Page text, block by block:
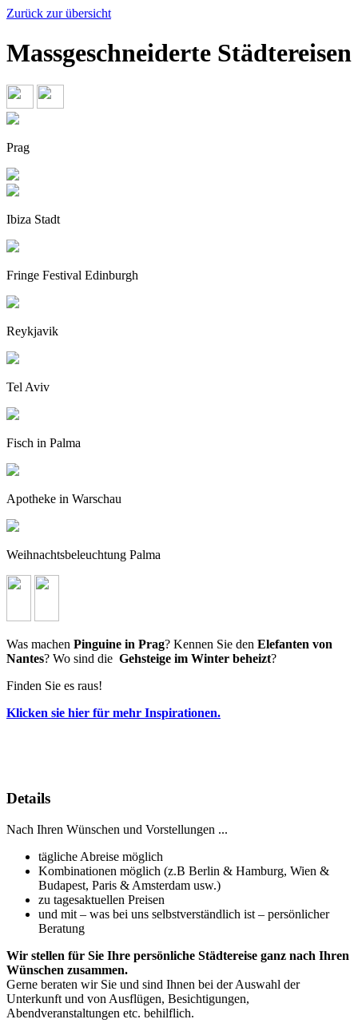
Zurück zur übersicht
Massgeschneiderte Städtereisen
Prag
Ibiza Stadt
Fringe Festival Edinburgh
Reykjavik
Tel Aviv
Fisch in Palma
Apotheke in Warschau
Weihnachtsbeleuchtung Palma
Was machen Pinguine in Prag? Kennen Sie den Elefanten von
Nantes? Wo sind die Gehsteige im Winter beheizt?
Finden Sie es raus!
Klicken sie hier für mehr Inspirationen.
Details
Nach Ihren Wünschen und Vorstellungen ...
tägliche Abreise möglich
Kombinationen möglich (z.B Berlin & Hamburg, Wien &
Budapest, Paris & Amsterdam usw.)
zu tagesaktuellen Preisen
und mit – was bei uns selbstverständlich ist – persönlicher
Beratung
Wir stellen für Sie Ihre persönliche Städtereise ganz nach Ihren
Wünschen zusammen.
Gerne beraten wir Sie und sind Ihnen bei der Auswahl der
Unterkunft und von Ausflügen, Besichtigungen,
Abendveranstaltungen etc. behilflich.